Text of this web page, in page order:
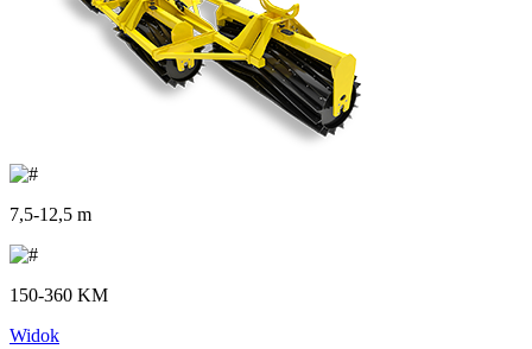
7,5-12,5 m
150-360 KM
Widok